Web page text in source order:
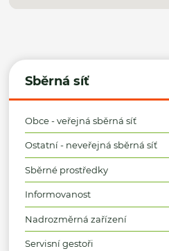
Sběrná síť
Obce - veřejná sběrná síť
Ostatní - neveřejná sběrná síť
Sběrné prostředky
Informovanost
Nadrozměrná zařízení
Servisní gestoři